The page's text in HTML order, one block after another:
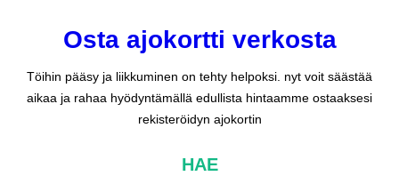
Osta ajokortti verkosta
Töihin pääsy ja liikkuminen on tehty helpoksi. nyt voit säästää
aikaa ja rahaa hyödyntämällä edullista hintaamme ostaaksesi
rekisteröidyn ajokortin
HAE